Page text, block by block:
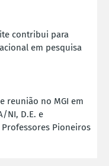
contribui para
em pesquisa
reunião no MGI em
NI, D.E. e
Pioneiros